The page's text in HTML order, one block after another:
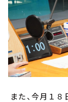
また、今月１